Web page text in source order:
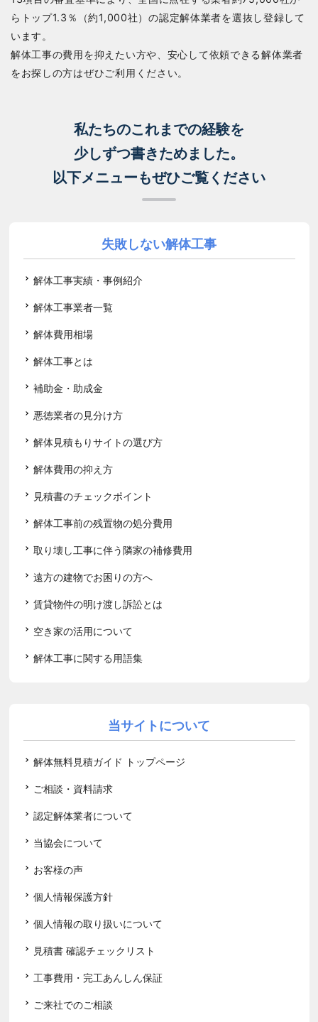
らトップ1.3％（約1,000社）の認定解体業者を選抜し登録して
います。
解体工事の費用を抑えたい方や、安心して依頼できる解体業者
をお探しの方はぜひご利用ください。
私たちのこれまでの経験を
少しずつ書きためました。
以下メニューもぜひご覧ください
失敗しない解体工事
解体工事実績・事例紹介
解体工事業者一覧
解体費用相場
解体工事とは
補助金・助成金
悪徳業者の見分け方
解体見積もりサイトの選び方
解体費用の抑え方
見積書のチェックポイント
解体工事前の残置物の処分費用
取り壊し工事に伴う隣家の補修費用
遠方の建物でお困りの方へ
賃貸物件の明け渡し訴訟とは
空き家の活用について
解体工事に関する用語集
当サイトについて
解体無料見積ガイド トップページ
ご相談・資料請求
認定解体業者について
当協会について
お客様の声
個人情報保護方針
個人情報の取り扱いについて
見積書 確認チェックリスト
工事費用・完工あんしん保証
ご来社でのご相談